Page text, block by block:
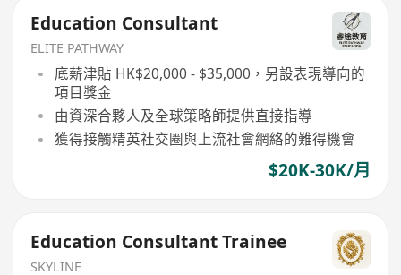
Education Consultant
ELITE PATHWAY
底薪津貼 HK$20,000 - $35,000，另設表現導向的
項目獎金
由資深合夥人及全球策略師提供直接指導
獲得接觸精英社交圈與上流社會網絡的難得機會
$20K-30K/月
Education Consultant Trainee
SKYLINE